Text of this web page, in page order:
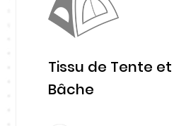
Tissu de Tente
Bâche